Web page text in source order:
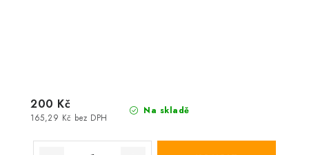
Na skladě
165,29 Kč bez DPH
200 Kč